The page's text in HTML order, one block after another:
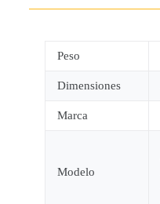
Peso
Dimensiones
Marca
Modelo